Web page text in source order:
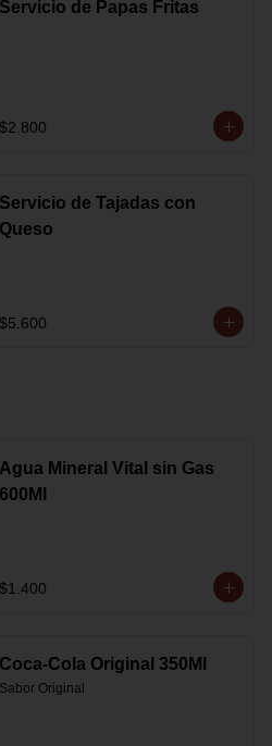
Servicio de Papas Fritas
$2.800
Servicio de Tajadas con
Queso
$5.600
Agua Mineral Vital sin Gas
600Ml
$1.400
Coca-Cola Original 350Ml
Sabor Original